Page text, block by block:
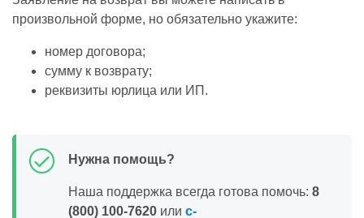
произвольной форме, но обязательно укажите:
номер договора;
сумму к возврату;
реквизиты юрлица или ИП.
Нужна помощь?
Наша поддержка всегда готова помочь: 8
(800) 100-7620 или c-